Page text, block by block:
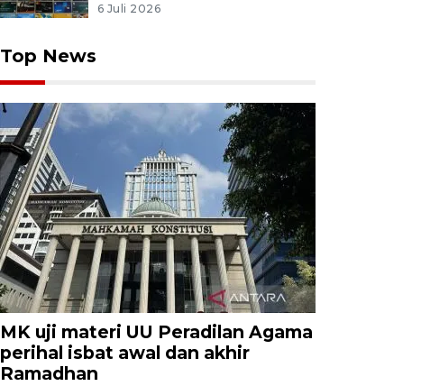
6 Juli 2026
Top News
MK uji materi UU Peradilan Agama
perihal isbat awal dan akhir
Ramadhan